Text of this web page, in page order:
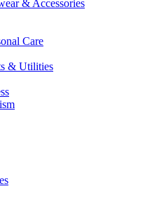
& Accessories
Care
& Utilities